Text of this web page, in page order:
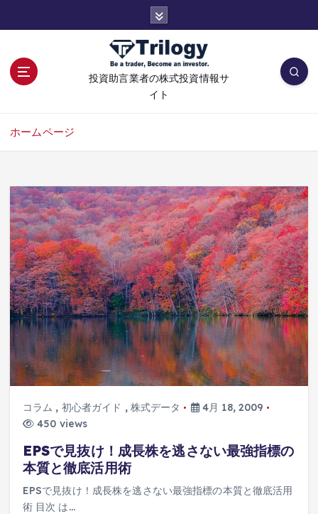
投資助言業者の株式投資情報サ
イト
ホームページ
コラム , 初心者ガイド , 株式データ
4月 18, 2009
450 views
EPSで見抜け！成長株を逃さない最強指標の
本質と徹底活用術
EPSで見抜け！成長株を逃さない最強指標の本質と徹底活用
術 目次 は…